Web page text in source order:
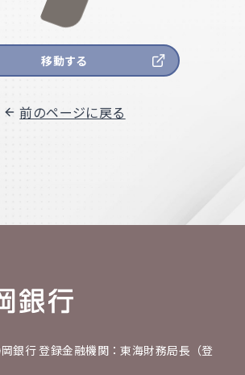
移動する
前のページに戻る
銀行 登録金融機関：東海財務局長（登